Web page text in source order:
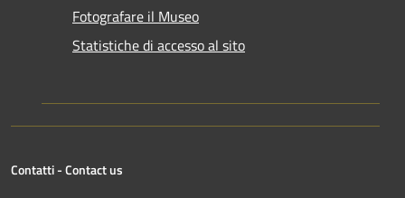
Fotografare il Museo
Statistiche di accesso al sito
Contatti - Contact us